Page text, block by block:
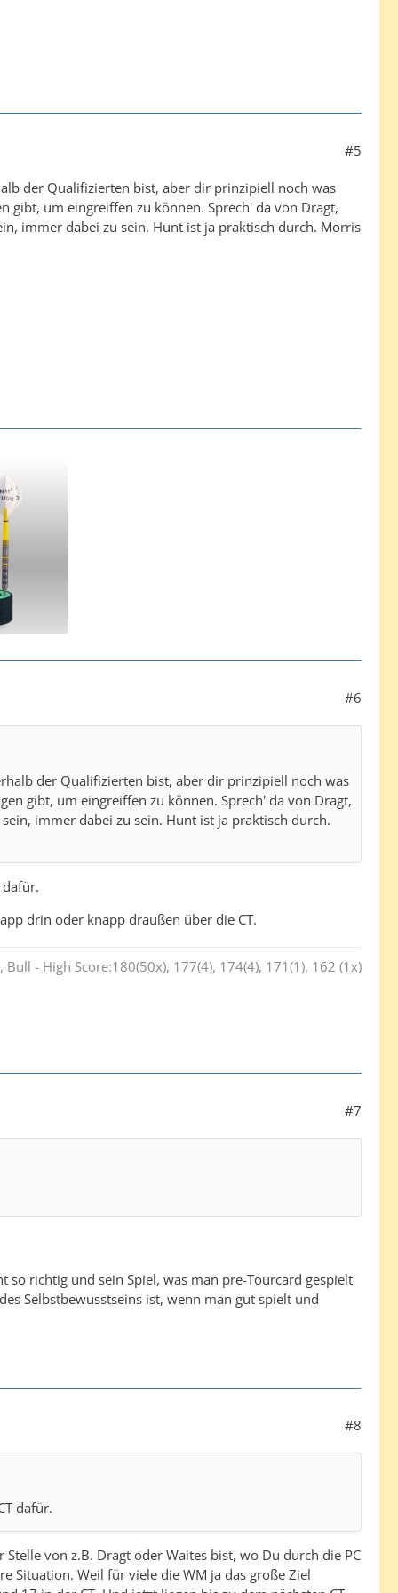
#5
der Qualifizierten bist, aber dir prinzipiell noch was
gibt, um eingreiffen zu können. Sprech' da von Dragt,
immer dabei zu sein. Hunt ist ja praktisch durch. Morris
#6
der Qualifizierten bist, aber dir prinzipiell noch was
gibt, um eingreiffen zu können. Sprech' da von Dragt,
immer dabei zu sein. Hunt ist ja praktisch durch.
dafür.
drin oder knapp draußen über die CT.
- High Score:180(50x), 177(4), 174(4), 171(1), 162 (1x)
#7
so richtig und sein Spiel, was man pre-Tourcard gespielt
Selbstbewusstseins ist, wenn man gut spielt und
#8
dafür.
von z.B. Dragt oder Waites bist, wo Du durch die PC
Situation. Weil für viele die WM ja das große Ziel